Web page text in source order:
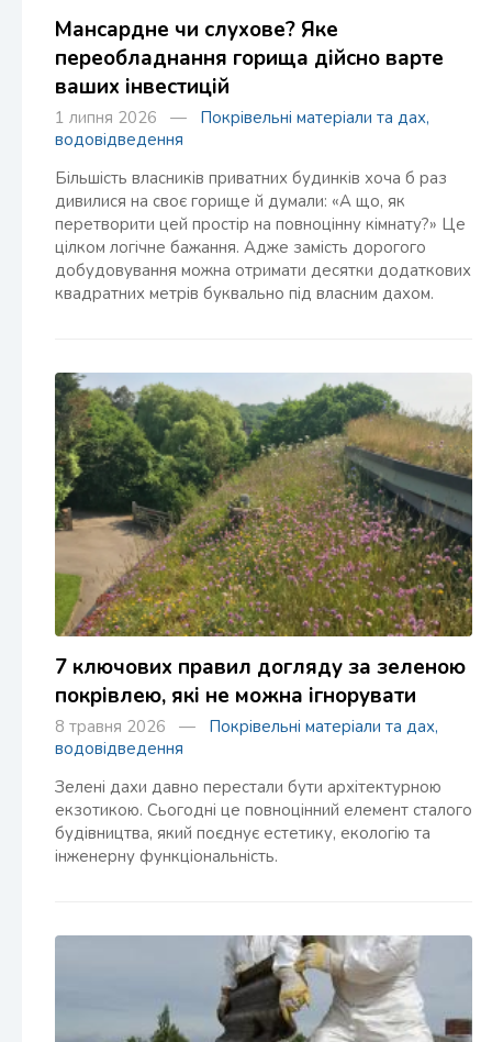
Мансардне чи слухове? Яке
переобладнання горища дійсно варте
ваших інвестицій
1 липня 2026 — Покрівельні матеріали та дах,
водовідведення
Більшість власників приватних будинків хоча б раз
дивилися на своє горище й думали: «А що, як
перетворити цей простір на повноцінну кімнату?» Це
цілком логічне бажання. Адже замість дорогого
добудовування можна отримати десятки додаткових
квадратних метрів буквально під власним дахом.
7 ключових правил догляду за зеленою
покрівлею, які не можна ігнорувати
8 травня 2026 — Покрівельні матеріали та дах,
водовідведення
Зелені дахи давно перестали бути архітектурною
екзотикою. Сьогодні це повноцінний елемент сталого
будівництва, який поєднує естетику, екологію та
інженерну функціональність.